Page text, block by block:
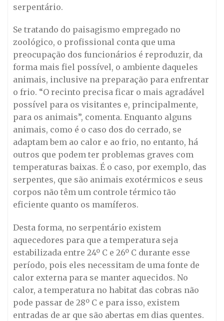
serpentário.
Se tratando do paisagismo empregado no
zoológico, o profissional conta que uma
preocupação dos funcionários é reproduzir, da
forma mais fiel possível, o ambiente daqueles
animais, inclusive na preparação para enfrentar
o frio. “O recinto precisa ficar o mais agradável
possível para os visitantes e, principalmente,
para os animais”, comenta. Enquanto alguns
animais, como é o caso dos do cerrado, se
adaptam bem ao calor e ao frio, no entanto, há
outros que podem ter problemas graves com
temperaturas baixas. É o caso, por exemplo, das
serpentes, que são animais exotérmicos e seus
corpos não têm um controle térmico tão
eficiente quanto os mamíferos.
Desta forma, no serpentário existem
aquecedores para que a temperatura seja
estabilizada entre 24º C e 26º C durante esse
período, pois eles necessitam de uma fonte de
calor externa para se manter aquecidos. No
calor, a temperatura no habitat das cobras não
pode passar de 28º C e para isso, existem
entradas de ar que são abertas em dias quentes.